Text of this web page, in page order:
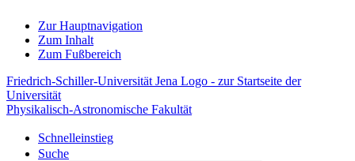
Zur Hauptnavigation
Zum Inhalt
Zum Fußbereich
Friedrich-Schiller-Universität Jena Logo - zur Startseite der
Universität
Physikalisch-Astronomische Fakultät
Schnelleinstieg
Suche